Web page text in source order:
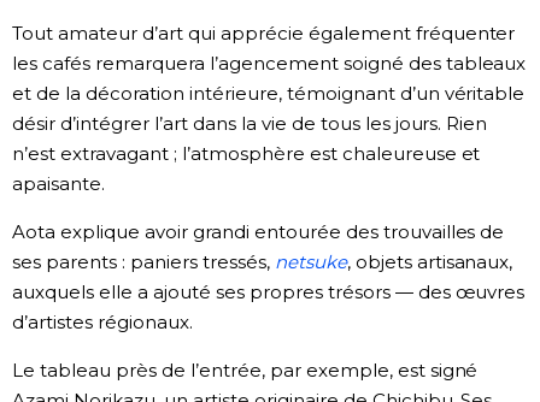
Tout amateur d’art qui apprécie également fréquenter
les cafés remarquera l’agencement soigné des tableaux
et de la décoration intérieure, témoignant d’un véritable
désir d’intégrer l’art dans la vie de tous les jours. Rien
n’est extravagant ; l’atmosphère est chaleureuse et
apaisante.
Aota explique avoir grandi entourée des trouvailles de
ses parents : paniers tressés, netsuke, objets artisanaux,
auxquels elle a ajouté ses propres trésors — des œuvres
d’artistes régionaux.
Le tableau près de l’entrée, par exemple, est signé